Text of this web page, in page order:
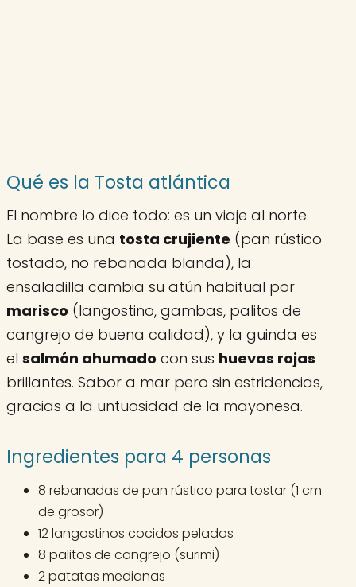
Qué es la Tosta atlántica
El nombre lo dice todo: es un viaje al norte.
La base es una tosta crujiente (pan rústico
tostado, no rebanada blanda), la
ensaladilla cambia su atún habitual por
marisco (langostino, gambas, palitos de
cangrejo de buena calidad), y la guinda es
el salmón ahumado con sus huevas rojas
brillantes. Sabor a mar pero sin estridencias,
gracias a la untuosidad de la mayonesa.
Ingredientes para 4 personas
8 rebanadas de pan rústico para tostar (1 cm
de grosor)
12 langostinos cocidos pelados
8 palitos de cangrejo (surimi)
2 patatas medianas